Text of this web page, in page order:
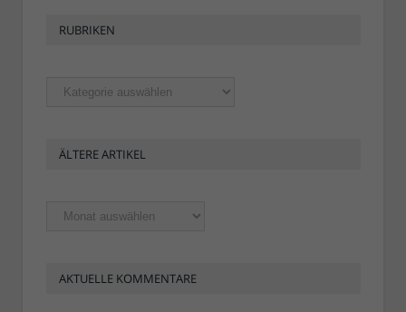
RUBRIKEN
Rubriken
ÄLTERE ARTIKEL
Ältere
Artikel
AKTUELLE KOMMENTARE